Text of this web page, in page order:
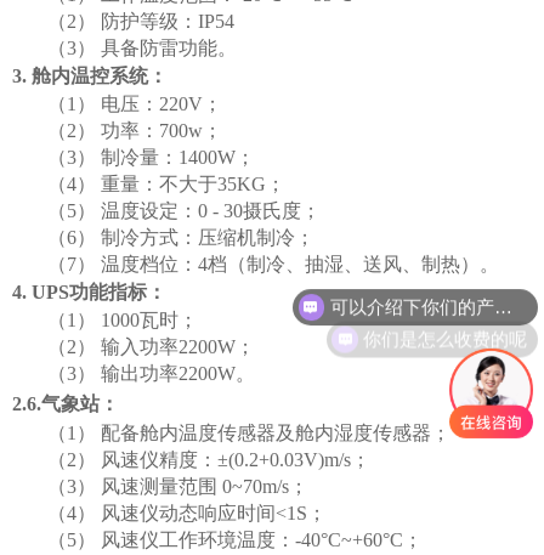
（2）
防护等级： IP54
（3） 具备防雷功能。
3. 舱内温控系统：
（1） 电压： 220V ；
（2） 功率 ： 700w ；
（3） 制冷量 ： 1400W ；
（4） 重量 ： 不大于35KG ；
（5） 温度设定： 0 - 30摄氏度 ；
（6） 制冷方式：压缩机制冷 ；
（7） 温度档位： 4档（制冷、抽湿、送风、制热）
。
4. UPS功能指标：
（1） 1000瓦时 ；
（2） 输入功率2200W ；
（3） 输出功率2200W。
2.6.气象站：
（1） 配备舱内温度传感器及舱内湿度传感器；
（2）
风速仪精度： ±(0.2+0.03V)m/s ；
（3）
风速测量范围 0~70m/s ；
（4）
风速仪动态响应时间<1S ；
（5）
风速仪工作环境温度： -40°C~+60°C ；
你们是怎么收费的呢